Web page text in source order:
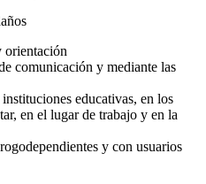
orientación
comunicación y mediante las
educativas, en los
en el lugar de trabajo y en la
y con usuarios